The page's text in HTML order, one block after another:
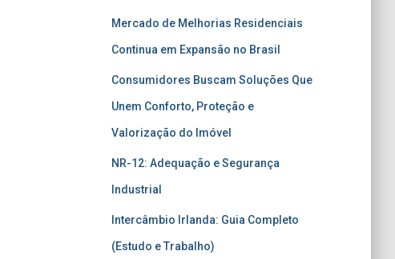
Mercado de Melhorias Residenciais
Continua em Expansão no Brasil
Consumidores Buscam Soluções Que
Unem Conforto, Proteção e
Valorização do Imóvel
NR-12: Adequação e Segurança
Industrial
Intercâmbio Irlanda: Guia Completo
(Estudo e Trabalho)